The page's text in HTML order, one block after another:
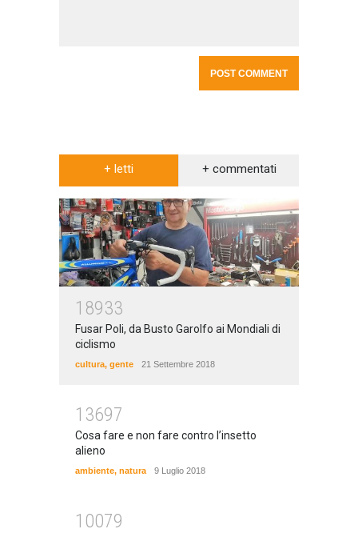
+ letti + commentati
18933
Fusar Poli, da Busto Garolfo ai Mondiali di
ciclismo
cultura, gente 21 Settembre 2018
13697
Cosa fare e non fare contro l’insetto
alieno
ambiente, natura 9 Luglio 2018
10079